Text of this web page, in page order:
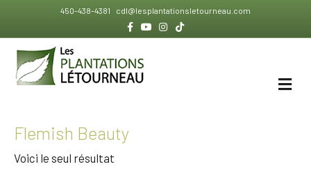
450-438-4381
cdl@lesplantationsletourneau.com
FacebookYoutubeInstagram
Tiktok
Flemish Beauty
Voici le seul résultat